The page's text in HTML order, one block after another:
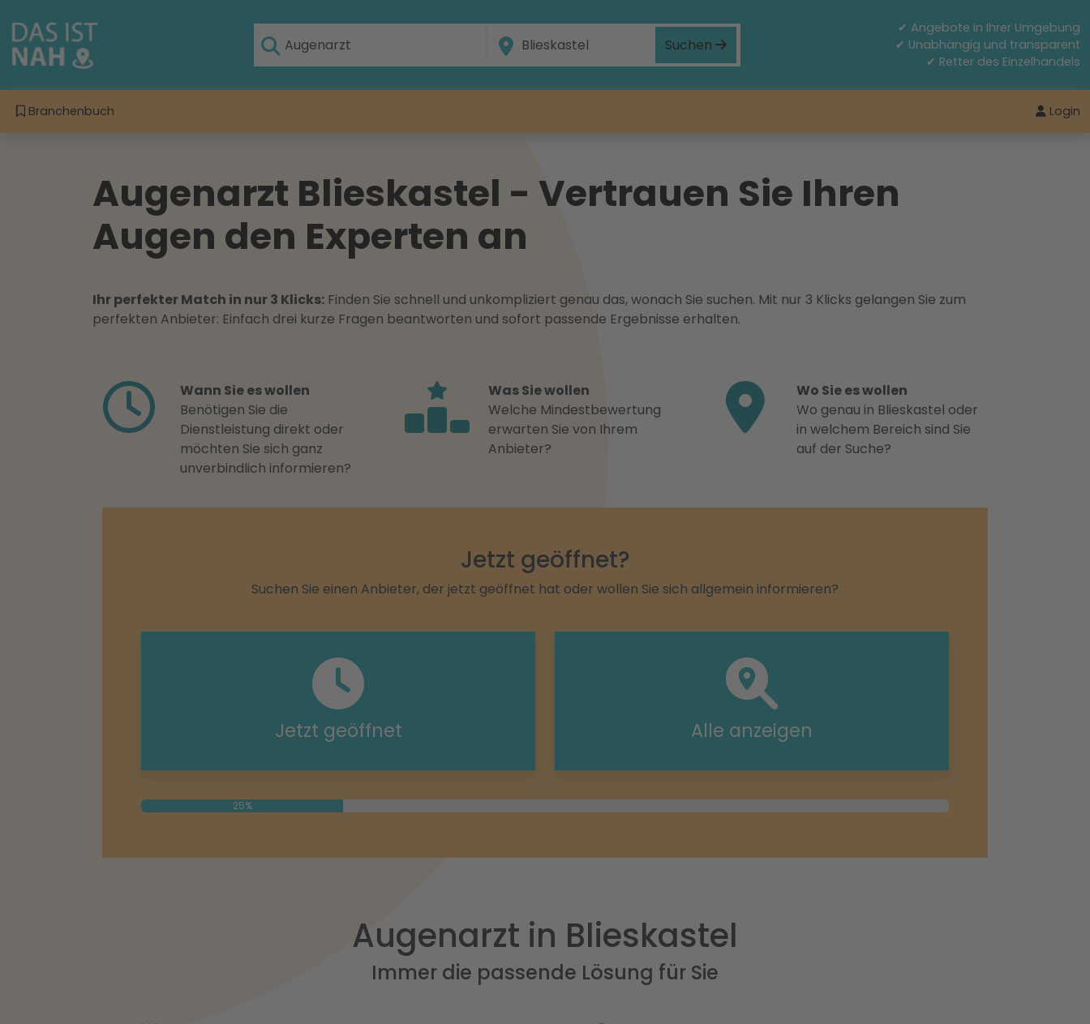
Suchen
✔ Angebote in Ihrer Umgebung
✔ Unabhängig und transparent
✔ Retter des Einzelhandels
Branchenbuch Login
Augenarzt Blieskastel - Vertrauen Sie Ihren
Augen den Experten an
Ihr perfekter Match in nur 3 Klicks: Finden Sie schnell und unkompliziert genau das, wonach Sie suchen. Mit nur 3 Klicks gelangen Sie zum
perfekten Anbieter: Einfach drei kurze Fragen beantworten und sofort passende Ergebnisse erhalten.
Wann Sie es wollen
Benötigen Sie die
Dienstleistung direkt oder
möchten Sie sich ganz
unverbindlich informieren?
Was Sie wollen
Welche Mindestbewertung
erwarten Sie von Ihrem
Anbieter?
Wo Sie es wollen
Wo genau in Blieskastel oder
in welchem Bereich sind Sie
auf der Suche?
Jetzt geöffnet?
Suchen Sie einen Anbieter, der jetzt geöffnet hat oder wollen Sie sich allgemein informieren?
Jetzt geöffnet Alle anzeigen
25%
Augenarzt in Blieskastel
Immer die passende Lösung für Sie